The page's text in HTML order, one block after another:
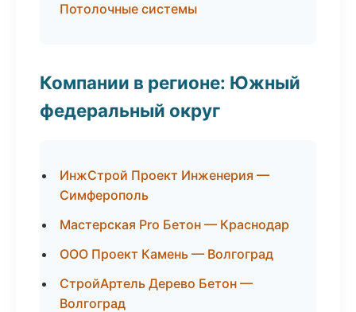
Потолочные системы
Компании в регионе: Южный
федеральный округ
ИнжСтрой Проект Инженерия —
Симферополь
Мастерская Pro Бетон — Краснодар
ООО Проект Камень — Волгоград
СтройАртель Дерево Бетон —
Волгоград